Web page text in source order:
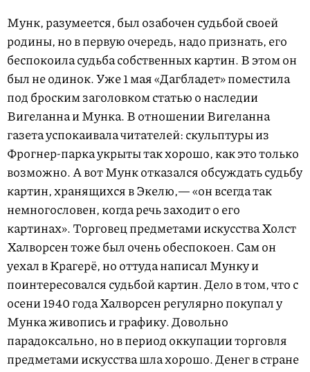
Мунк, разумеется, был озабочен судьбой своей
родины, но в первую очередь, надо признать, его
беспокоила судьба собственных картин. В этом он
был не одинок. Уже 1 мая «Дагбладет» поместила
под броским заголовком статью о наследии
Вигеланна и Мунка. В отношении Вигеланна
газета успокаивала читателей: скульптуры из
Фрогнер-парка укрыты так хорошо, как это только
возможно. А вот Мунк отказался обсуждать судьбу
картин, хранящихся в Экелю,— «он всегда так
немногословен, когда речь заходит о его
картинах». Торговец предметами искусства Холст
Халворсен тоже был очень обеспокоен. Сам он
уехал в Крагерё, но оттуда написал Мунку и
поинтересовался судьбой картин. Дело в том, что с
осени 1940 года Халворсен регулярно покупал у
Мунка живопись и графику. Довольно
парадоксально, но в период оккупации торговля
предметами искусства шла хорошо. Денег в стране